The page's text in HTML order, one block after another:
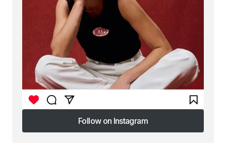
Follow on Instagram
Follow on Instagram